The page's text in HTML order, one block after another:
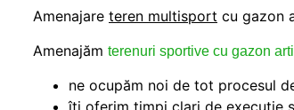
Amenajare teren multisport cu gazon
Amenajăm terenuri sportive cu gazon
ne ocupăm noi de tot procesul